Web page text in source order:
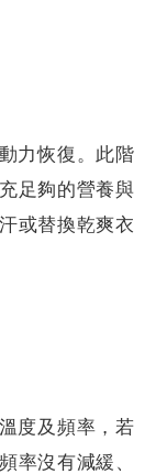
力恢復。此階
足夠的營養與
或替換乾爽衣
度及頻率，若
率沒有減緩、